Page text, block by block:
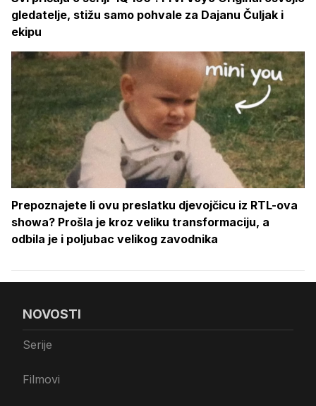
gledatelje, stižu samo pohvale za Dajanu Čuljak i
ekipu
Prepoznajete li ovu preslatku djevojčicu iz RTL-ova
showa? Prošla je kroz veliku transformaciju, a
odbila je i poljubac velikog zavodnika
NOVOSTI
Serije
Filmovi